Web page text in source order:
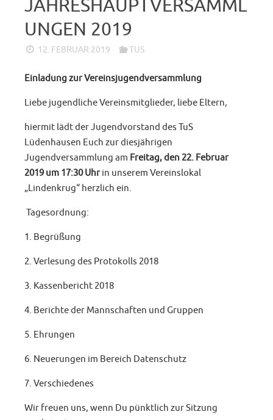
JAHRESHAUPTVERSAMML
UNGEN 2019
12. FEBRUAR 2019 TUS
Einladung zur Vereinsjugendversammlung
Liebe jugendliche Vereinsmitglieder, liebe Eltern,
hiermit lädt der Jugendvorstand des TuS
Lüdenhausen Euch zur diesjährigen
Jugendversammlung am Freitag, den 22. Februar
2019 um 17:30 Uhrin unserem Vereinslokal
„Lindenkrug“ herzlich ein.
Tagesordnung:
1. Begrüßung
2. Verlesung des Protokolls 2018
3. Kassenbericht 2018
4. Berichte der Mannschaften und Gruppen
5. Ehrungen
6. Neuerungen im Bereich Datenschutz
7. Verschiedenes
Wir freuen uns, wenn Du pünktlich zur Sitzung